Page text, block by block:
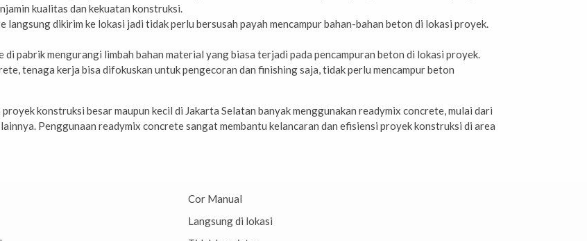
kualitas dan kekuatan konstruksi.
langsung dikirim ke lokasi jadi tidak perlu bersusah payah mencampur bahan-bahan beton di lokasi proyek.
di pabrik mengurangi limbah bahan material yang biasa terjadi pada pencampuran beton di lokasi proyek.
tenaga kerja bisa difokuskan untuk pengecoran dan finishing saja, tidak perlu mencampur beton
konstruksi besar maupun kecil di Jakarta Selatan banyak menggunakan readymix concrete, mulai dari
Penggunaan readymix concrete sangat membantu kelancaran dan efisiensi proyek konstruksi di area
Cor Manual
Langsung di lokasi